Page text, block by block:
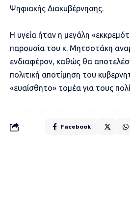
Ψηφιακής Διακυβέρνησης.
Η υγεία ήταν η μεγάλη
παρουσία του κ. Μητσοτάκη
ενδιαφέρον, καθώς θα
πολιτική αποτίμηση του
«ευαίσθητο» τομέα για τους
Facebook